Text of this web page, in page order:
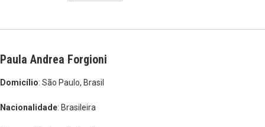
Paula Andrea Forgioni
Domicílio: São Paulo, Brasil
Nacionalidade: Brasileira